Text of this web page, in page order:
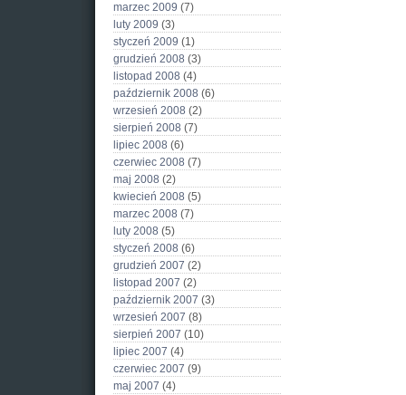
marzec 2009 (7)
luty 2009 (3)
styczeń 2009 (1)
grudzień 2008 (3)
listopad 2008 (4)
październik 2008 (6)
wrzesień 2008 (2)
sierpień 2008 (7)
lipiec 2008 (6)
czerwiec 2008 (7)
maj 2008 (2)
kwiecień 2008 (5)
marzec 2008 (7)
luty 2008 (5)
styczeń 2008 (6)
grudzień 2007 (2)
listopad 2007 (2)
październik 2007 (3)
wrzesień 2007 (8)
sierpień 2007 (10)
lipiec 2007 (4)
czerwiec 2007 (9)
maj 2007 (4)